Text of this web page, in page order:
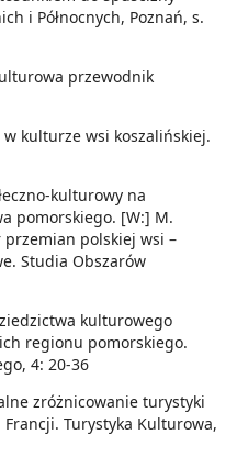
i Północnych, Poznań, s.
przewodnik
kulturze wsi koszalińskiej.
kulturowy na
pomorskiego. [W:] M.
polskiej wsi –
Studia Obszarów
kulturowego
regionu pomorskiego.
4: 20-36
zróżnicowanie turystyki
Turystyka Kulturowa,